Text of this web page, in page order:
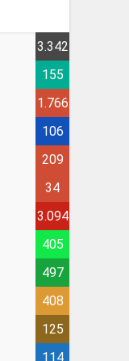
3.342
155
1.766
106
209
34
3.094
405
497
408
125
114